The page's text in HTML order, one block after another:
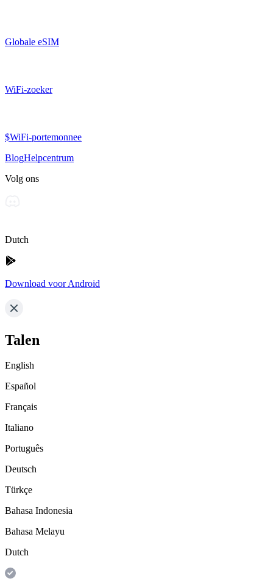
Globale eSIM
WiFi-zoeker
$WiFi-portemonnee
BlogHelpcentrum
Volg ons
Dutch
Download voor Android
Talen
English
Español
Français
Italiano
Português
Deutsch
Türkçe
Bahasa Indonesia
Bahasa Melayu
Dutch